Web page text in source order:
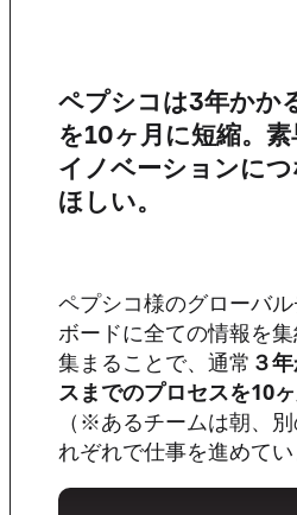
ペプシコは3年かか
を10ヶ月に短縮。
イノベーションに
ほしい。
ペプシコ様のグローバ
ボードに全ての情報を
集まることで、通常 ３
スまでのプロセスを10
（※あるチームは朝、
れぞれで仕事を進めてい